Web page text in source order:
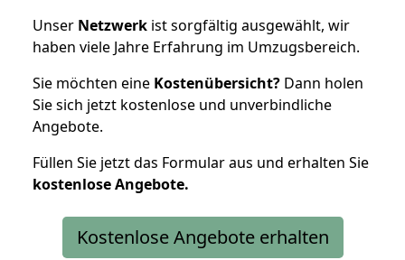
Unser Netzwerk ist sorgfältig ausgewählt, wir
haben viele Jahre Erfahrung im Umzugsbereich.
Sie möchten eine Kostenübersicht? Dann holen
Sie sich jetzt kostenlose und unverbindliche
Angebote.
Füllen Sie jetzt das Formular aus und erhalten Sie
kostenloseAngebote.
Kostenlose Angebote erhalten